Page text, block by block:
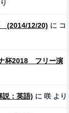
(2014/12/20) に コ
杯2018 フリー演
：英語) に 咲より